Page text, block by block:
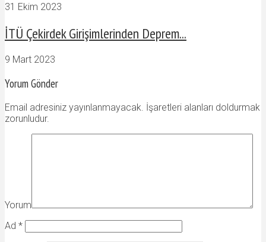
31 Ekim 2023
İTÜ Çekirdek Girişimlerinden Deprem...
9 Mart 2023
Yorum Gönder
Email adresiniz yayınlanmayacak. İşaretleri alanları doldurmak
zorunludur.
Yorum
Ad *